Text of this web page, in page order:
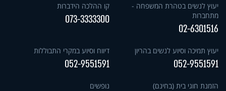
יעוץ לנשים בטהרת המשפחה -
מתחברות
02-6301516
קו ההלכה הידברות
073-3333300
יעוץ תמיכה וסיוע לנשים בהריון
052-9551591
דיווח וסיוע במקרי התבוללות
052-9551591
הזמנת חוגי בית (בחינם) נופשים